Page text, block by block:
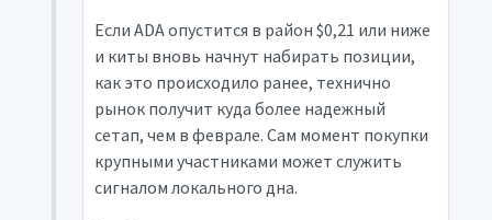
Если ADA опустится в район $0,21 или ниже
и киты вновь начнут набирать позиции,
как это происходило ранее, технично
рынок получит куда более надежный
сетап, чем в феврале. Сам момент покупки
крупными участниками может служить
сигналом локального дна.